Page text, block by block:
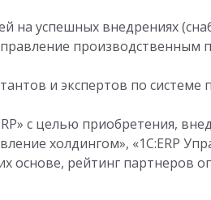
на успешных внедрениях
производственным
и экспертов по системе
с целью приобретения,
холдингом», «1С:ERP
основе, рейтинг партнеров